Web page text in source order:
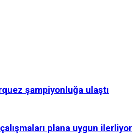
şampiyonluğa ulaştı
plana uygun ilerliyor